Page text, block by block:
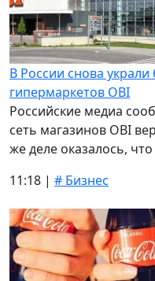
В России снова украли
гипермаркетов OBI
Российские медиа
сеть магазинов OBI
же деле оказалось,
11:18 | # Бизнес